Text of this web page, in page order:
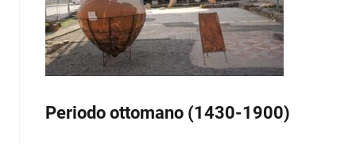
Periodo ottomano (1430-1900)